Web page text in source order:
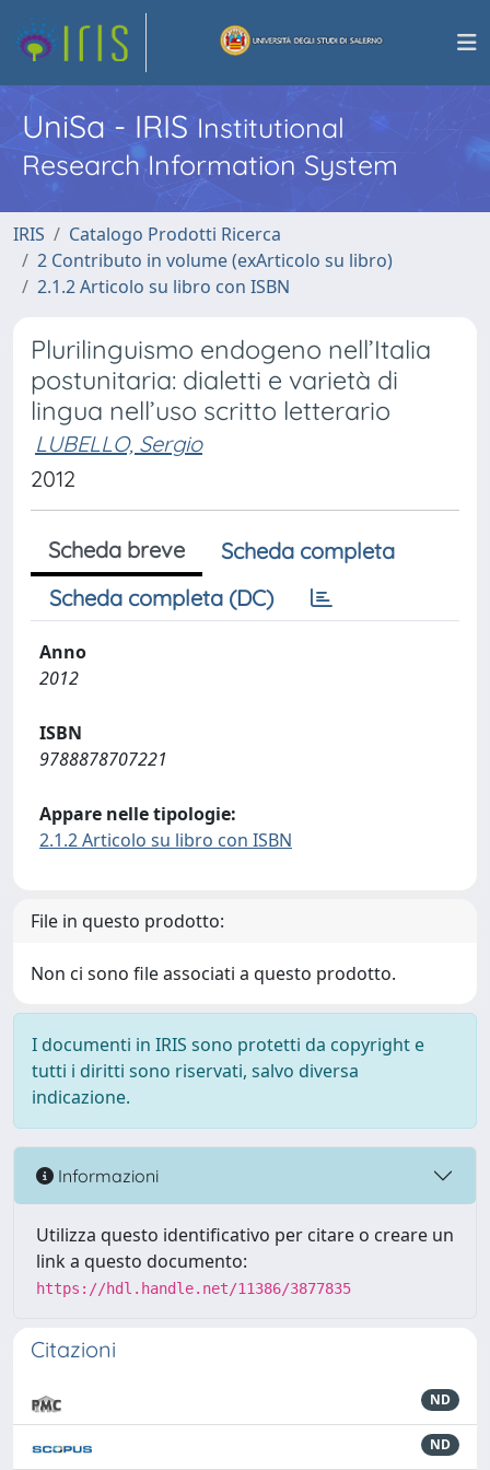
UniSa - IRISInstitutional
Research Information System
IRIS
Catalogo Prodotti Ricerca
2 Contributo in volume (exArticolo su libro)
2.1.2 Articolo su libro con ISBN
Plurilinguismo endogeno nell’Italia
postunitaria: dialetti e varietà di
lingua nell’uso scritto letterario
LUBELLO, Sergio
2012
Scheda breve
Scheda completa
Scheda completa (DC)
Anno
2012
ISBN
9788878707221
Appare nelle tipologie:
2.1.2 Articolo su libro con ISBN
File in questo prodotto:
Non ci sono file associati a questo prodotto.
I documenti in IRIS sono protetti da copyright e
tutti i diritti sono riservati, salvo diversa
indicazione.
Informazioni
Utilizza questo identificativo per citare o creare un
link a questo documento:
https://hdl.handle.net/11386/3877835
Citazioni
ND
ND